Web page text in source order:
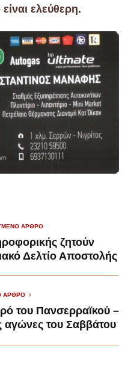
ελεύθερη.
ΆΡΘΡΟ
ζητούν
Δελτίο Αποστολής
ΆΡΘΡΟ
του Πανσερραϊκού –
αγώνες του Σαββάτου